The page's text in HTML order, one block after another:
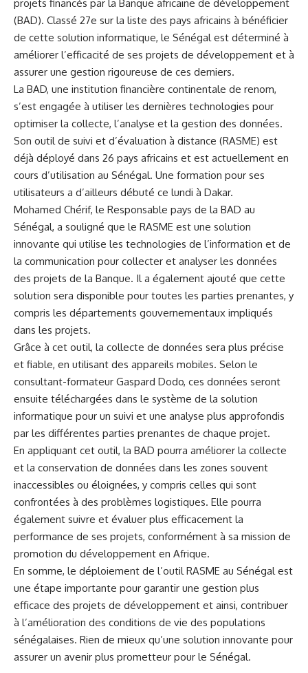
projets financés par la Banque africaine de développement
(BAD). Classé 27e ⁢sur la liste des‌ pays africains à bénéficier
de cette solution informatique, le Sénégalest déterminé à
améliorer l’efficacité de ses projets de développement et à
assurer une gestion rigoureuse de‍ ces⁢ derniers.
La BAD, une institution financière continentale de renom,
s’est engagée à utiliser les dernières technologies pour
optimiser la collecte,​ l’analyse et la gestion des données.
Son ⁣outil de suivi et d’évaluation à distance (RASME) est ​
déjà ⁤déployé dans 26 pays africains et est actuellement ‌en
cours d’utilisation au Sénégal. Une ​formation pour ses
utilisateurs a d’ailleurs débuté ce lundi à Dakar.
Mohamed Chérif, le Responsable pays de la BAD au
Sénégal, a souligné que le ​RASME est une solution
innovante qui utilise les technologies de l’information et de
la communication pour collecter et analyser les données
des projets de la ⁣Banque. Il a également ajouté que⁢ cette
solution⁢ sera disponible pour toutes les parties prenantes, y
compris les ⁢départements gouvernementaux impliqués
dans les projets.
Grâce à cet outil, la collecte de données sera plus précise
et fiable, en utilisant des appareils mobiles. Selon ‌le
consultant-formateur Gaspard Dodo, ces données seront
ensuite ⁣téléchargées ⁣dans le système de ​la⁢ solution
informatique pour un suivi et une analyse​ plus approfondis
par⁢ les différentes parties ‌prenantes de chaque projet.
En appliquant cet⁤ outil,​ la BAD pourra améliorer la collecte
et la conservation​ de données dans ‌les zones souvent
inaccessibles ou éloignées, y compris celles qui sont
confrontées à des ‍ problèmes logistiques. Elle pourra
également suivre et évaluer plus efficacement la
performance de ses⁢ projets, conformément à sa mission ⁤de
promotion⁢ du développement en ‌Afrique.
En somme, le déploiement de l’outil RASME au Sénégal est
une⁣ étape importante pour garantir une gestion plus
efficace des projets de développement et ainsi, contribuer
à l’amélioration des conditions de vie des populations
sénégalaises. Rien de mieux qu’une solution‍ innovante pour⁣
assurer‌ un avenir plus prometteur pour⁣ le Sénégal.